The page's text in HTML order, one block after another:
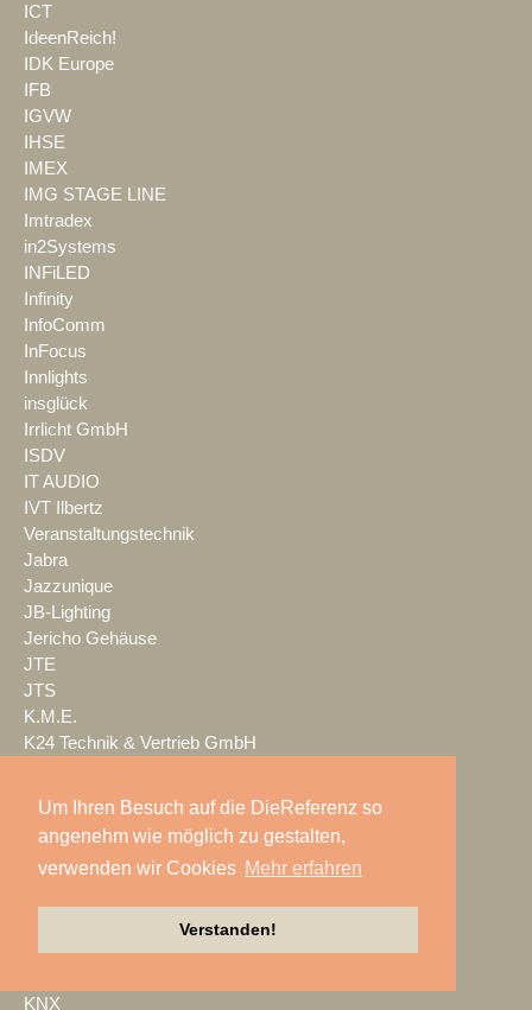
Um Ihren Besuch auf die DieReferenz so
angenehm wie möglich zu gestalten,
verwenden wir Cookies Mehr erfahren
Verstanden!
ICT
IdeenReich!
IDK Europe
IFB
IGVW
IHSE
IMEX
IMG STAGE LINE
Imtradex
in2Systems
INFiLED
Infinity
InfoComm
InFocus
Innlights
insglück
Irrlicht GmbH
ISDV
IT AUDIO
IVT Ilbertz
Veranstaltungstechnik
Jabra
Jazzunique
JB-Lighting
Jericho Gehäuse
JTE
JTS
K.M.E.
K24 Technik & Vertrieb GmbH
Kern & Stelly
KFP
Kling & Freitag
KNX